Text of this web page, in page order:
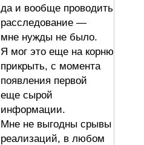
да и вообще проводить
расследование —
мне нужды не было.
Я мог это еще на корню
прикрыть, с момента
появления первой
еще сырой
информации.
Мне не выгодны срывы
реализаций, в любом